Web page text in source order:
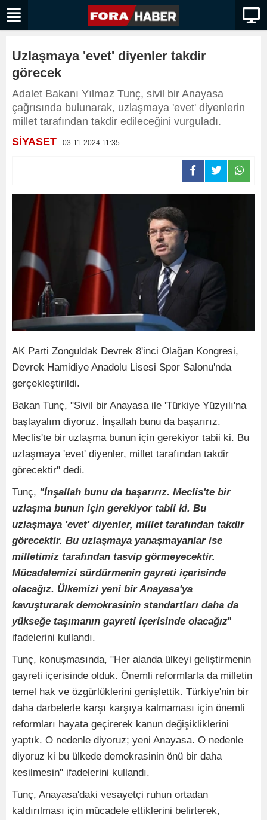
Uzlaşmaya 'evet' diyenler takdir
görecek
Adalet Bakanı Yılmaz Tunç, sivil bir Anayasa
çağrısında bulunarak, uzlaşmaya 'evet' diyenlerin
millet tarafından takdir edileceğini vurguladı.
SİYASET - 03-11-2024 11:35
AK Parti Zonguldak Devrek 8'inci Olağan Kongresi,
Devrek Hamidiye Anadolu Lisesi Spor Salonu'nda
gerçekleştirildi.
Bakan Tunç, "Sivil bir Anayasa ile 'Türkiye Yüzyılı'na
başlayalım diyoruz. İnşallah bunu da başarırız.
Meclis'te bir uzlaşma bunun için gerekiyor tabii ki. Bu
uzlaşmaya 'evet' diyenler, millet tarafından takdir
görecektir" dedi.
Tunç, "İnşallah bunu da başarırız. Meclis'te bir
uzlaşma bunun için gerekiyor tabii ki. Bu
uzlaşmaya 'evet' diyenler, millet tarafından takdir
görecektir. Bu uzlaşmaya yanaşmayanlar ise
milletimiz tarafından tasvip görmeyecektir.
Mücadelemizi sürdürmenin gayreti içerisinde
olacağız. Ülkemizi yeni bir Anayasa'ya
kavuşturarak demokrasinin standartları daha da
yükseğe taşımanın gayreti içerisinde olacağız"
ifadelerini kullandı.
Tunç, konuşmasında, "Her alanda ülkeyi geliştirmenin
gayreti içerisinde olduk. Önemli reformlarla da milletin
temel hak ve özgürlüklerini genişlettik. Türkiye'nin bir
daha darbelerle karşı karşıya kalmaması için önemli
reformları hayata geçirerek kanun değişikliklerini
yaptık. O nedenle diyoruz; yeni Anayasa. O nedenle
diyoruz ki bu ülkede demokrasinin önü bir daha
kesilmesin" ifadelerini kullandı.
Tunç, Anayasa'daki vesayetçi ruhun ortadan
kaldırılması için mücadele ettiklerini belirterek,